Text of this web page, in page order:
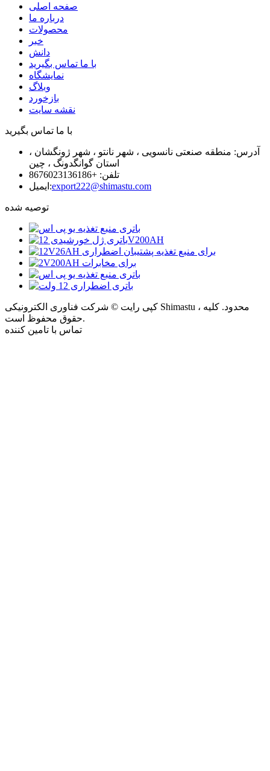
صفحه اصلی
درباره ما
محصولات
خبر
دانش
با ما تماس بگیرید
نمایشگاه
وبلاگ
بازخورد
نقشه سایت
با ما تماس بگیرید
آدرس: منطقه صنعتی نانسویی ، شهر نانتو ، شهر ژونگشان ،
استان گوانگدونگ ، چین
تلفن: +8676023136186
ایمیل:export222@shimastu.com
توصیه شده
کپی رایت © شرکت فناوری الکترونیکی Shimastu ، محدود. کلیه
حقوق محفوظ است.
تماس با تامین کننده